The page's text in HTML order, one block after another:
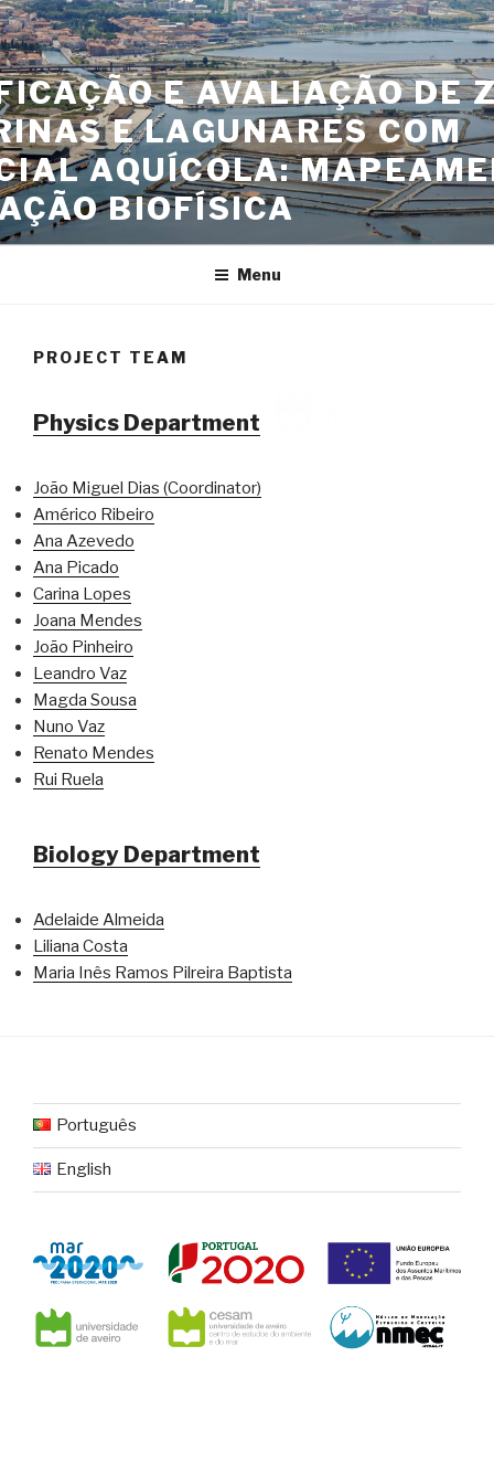
Skip
to
content
E AVALIAÇÃO DE
E LAGUNARES COM
AQUÍCOLA:
BIOFÍSICA
Menu
PROJECT TEAM
Physics Department
João Miguel Dias (Coordinator)
Américo Ribeiro
Ana Azevedo
Ana Picado
Carina Lopes
Joana Mendes
João Pinheiro
Leandro Vaz
Magda Sousa
Nuno Vaz
Renato Mendes
Rui Ruela
Biology Department
Adelaide Almeida
Liliana Costa
Maria Inês Ramos Pilreira Baptista
Português
English